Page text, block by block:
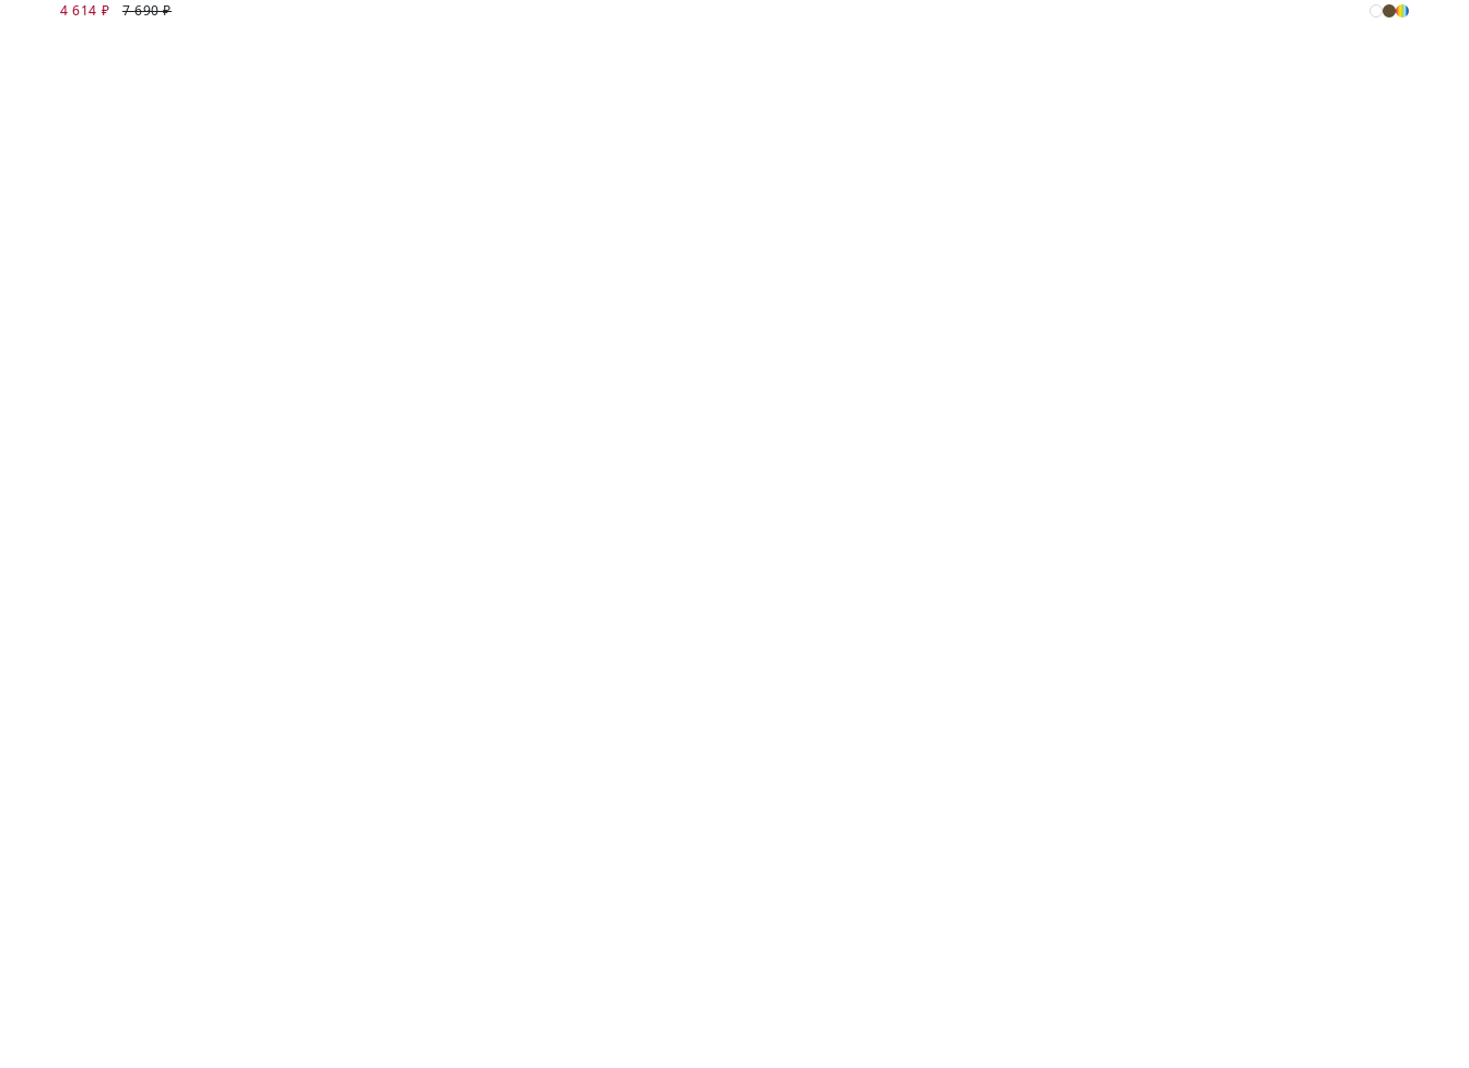
4 614 ₽
7 690 ₽